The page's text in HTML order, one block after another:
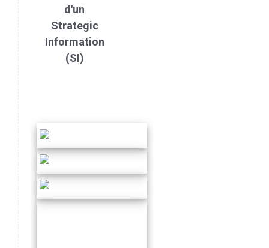
d'un
Strategic
Information
(SI)